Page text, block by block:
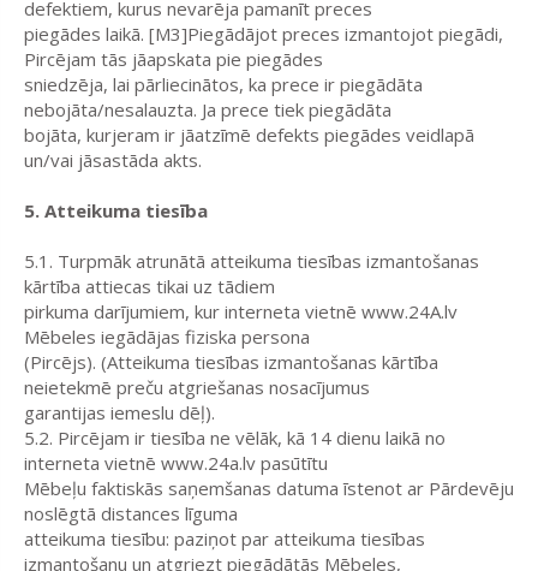
defektiem, kurus nevarēja pamanīt preces
piegādes laikā. [M3]Piegādājot preces izmantojot piegādi,
Pircējam tās jāapskata pie piegādes
sniedzēja, lai pārliecinātos, ka prece ir piegādāta
nebojāta/nesalauzta. Ja prece tiek piegādāta
bojāta, kurjeram ir jāatzīmē defekts piegādes veidlapā
un/vai jāsastāda akts.
5. Atteikuma tiesība
5.1. Turpmāk atrunātā atteikuma tiesības izmantošanas
kārtība attiecas tikai uz tādiem
pirkuma darījumiem, kur interneta vietnē www.24A.lv
Mēbeles iegādājas fiziska persona
(Pircējs). (Atteikuma tiesības izmantošanas kārtība
neietekmē preču atgriešanas nosacījumus
garantijas iemeslu dēļ).
5.2. Pircējam ir tiesība ne vēlāk, kā 14 dienu laikā no
interneta vietnē www.24a.lv pasūtītu
Mēbeļu faktiskās saņemšanas datuma īstenot ar Pārdevēju
noslēgtā distances līguma
atteikuma tiesību: paziņot par atteikuma tiesības
izmantošanu un atgriezt piegādātās Mēbeles,